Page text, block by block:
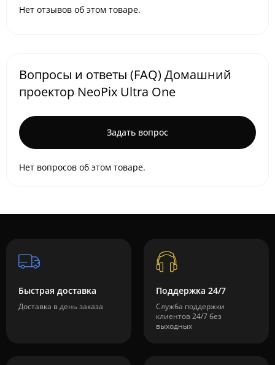
Нет отзывов об этом товаре.
Вопросы и ответы (FAQ) Домашний
проектор NeoPix Ultra One
Задать вопрос
Нет вопросов об этом товаре.
Быстрая доставка
Доставка в день заказа
Поддержка 24/7
Служба поддержки
клиентов 24/7 без
выходных